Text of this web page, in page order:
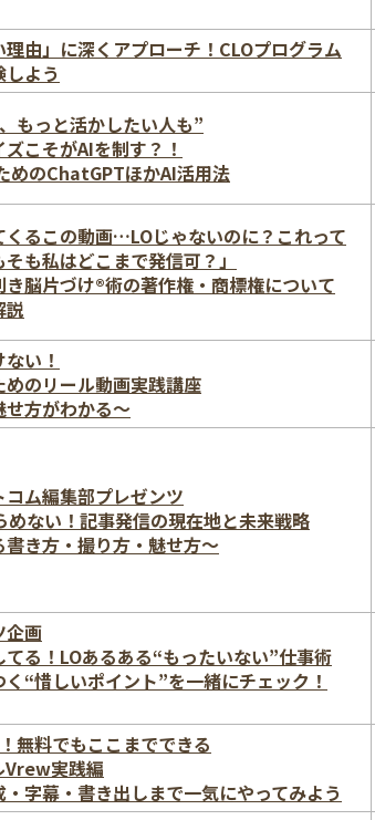
理由」に深くアプローチ！CLOプログラム
よう
もっと活かしたい人も”
こそがAIを制す？！
めのChatGPTほかAI活用法
くるこの動画…LOじゃないのに？これって
も私はどこまで発信可？」
き脳片づけ®術の著作権・商標権について
説
い！
のリール動画実践講座
方がわかる〜
ム編集部プレゼンツ
めない！記事発信の現在地と未来戦略
き方・撮り方・魅せ方〜
企画
てる！LOあるある“もったいない”仕事術
“惜しいポイント”を一緒にチェック！
無料でもここまでできる
Vrew実践編
字幕・書き出しまで一気にやってみよう